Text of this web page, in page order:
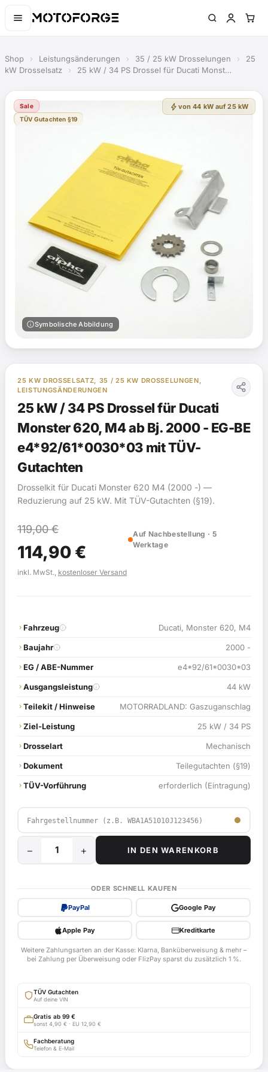
Shop › Leistungsänderungen › 35 / 25 kW Drosselungen ›
25
kW Drosselsatz
› 25 kW / 34 PS Drossel für Ducati Monst…
Sale
TÜV Gutachten §19
bolt von 44 kW auf 25 kW
infoSymbolische Abbildung
25 KW DROSSELSATZ, 35 / 25 KW DROSSELUNGEN,
LEISTUNGSÄNDERUNGEN
25 kW / 34 PS Drossel für Ducati
Monster 620, M4 ab Bj. 2000 - EG-BE
e4*92/61*0030*03 mit TÜV-
Gutachten
Drosselkit für Ducati Monster 620 M4 (2000 -) —
Reduzierung auf 25 kW. Mit TÜV-Gutachten (§19).
119,00€
Ursprünglicher
Preis
119,00 €
114,90 € Aktueller
Preis
114,90 €.
Auf Nachbestellung · 5
Werktage
inkl. MwSt., kostenloser Versand
Fahrzeug Ducati, Monster 620, M4
Baujahr 2000 -
EG / ABE-Nummer e4*92/61*0030*03
Ausgangsleistung 44 kW
Teilekit / Hinweise MOTORRADLAND: Gaszuganschlag
Ziel-Leistung 25 kW / 34 PS
Drosselart Mechanisch
Dokument Teilegutachten (§19)
TÜV-Vorführung erforderlich (Eintragung)
Ducati
M4
ab
2000
− + IN DEN WARENKORB
ODER SCHNELL KAUFEN
PayPal Google Pay
Apple Pay Kreditkarte
Weitere Zahlungsarten an der Kasse: Klarna, Banküberweisung & mehr –
bei Zahlung per Überweisung oder FlizPay sparst du zusätzlich 1 %.
TÜV Gutachten
Auf deine VIN
Gratis ab 99 €
sonst 4,90 € · EU 12,90 €
Fachberatung
Telefon & E-Mail